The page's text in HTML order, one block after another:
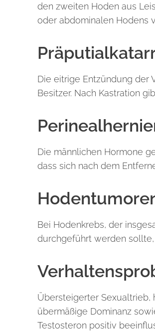
den zweiten Hoden aus
oder abdominalen Hodens
Die eitrige Entzündung der
Besitzer. Nach Kastration
Die männlichen Hormone
dass sich nach dem
Bei Hodenkrebs, der
durchgeführt werden
Übersteigerter Sexualtrieb,
übermäßige Dominanz
Testosteron positiv